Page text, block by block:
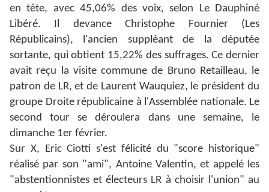
en tête, avec 45,06% des voix, selon Le Dauphiné
Libéré. Il devance Christophe Fournier (Les
Républicains), l'ancien suppléant de la députée
sortante, qui obtient 15,22% des suffrages. Ce dernier
avait reçu la visite commune de Bruno Retailleau, le
patron de LR, et de Laurent Wauquiez, le président du
groupe Droite républicaine à l'Assemblée nationale. Le
second tour se déroulera dans une semaine, le
dimanche 1er février.
Sur X, Eric Ciotti s'est félicité du "score historique"
réalisé par son "ami", Antoine Valentin, et appelé les
"abstentionnistes et électeurs LR à choisir l'union" au